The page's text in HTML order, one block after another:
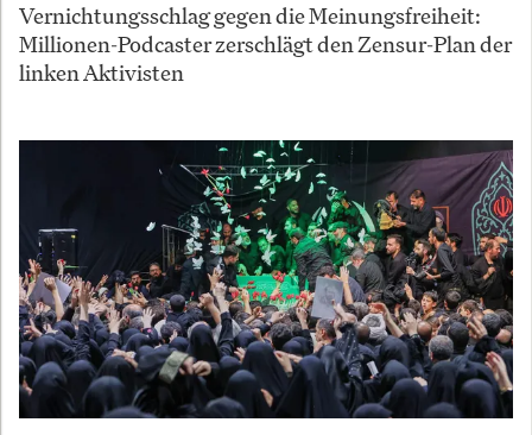
Vernichtungsschlag gegen die Meinungsfreiheit:
Millionen-Podcaster zerschlägt den Zensur-Plan der
linken Aktivisten